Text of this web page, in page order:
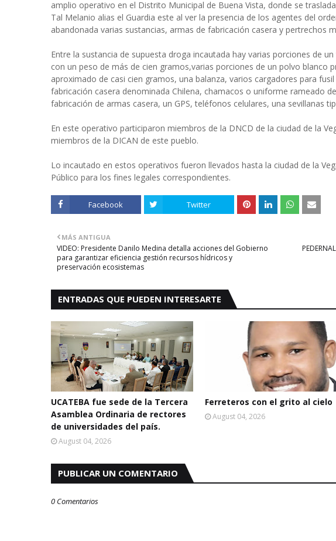
amplio operativo en el Distrito Municipal de Buena Vista, donde se
Tal Melanio alias el Guardia este al ver la presencia de los agentes del
abandonada varias sustancias, armas de fabricación casera y pertrechos
Entre la sustancia de supuesta droga incautada hay varias porciones de
con un peso de más de cien gramos,varias porciones de un polvo blanco
aproximado de casi cien gramos, una balanza, varios cargadores para
fabricación casera denominada Chilena, chamacos o uniforme rameado
fabricación de armas casera, un GPS, teléfonos celulares, una sevillanas
En este operativo participaron miembros de la DNCD de la ciudad de la
miembros de la DICAN de este pueblo.
Lo incautado en estos operativos fueron llevados hasta la ciudad de la
Público para los fines legales correspondientes.
Facebook Twitter
MÁS ANTIGUA
VIDEO: Presidente Danilo Medina detalla acciones del Gobierno
para garantizar eficiencia gestión recursos hídricos y
preservación ecosistemas
ENTRADAS QUE PUEDEN INTERESARTE
UCATEBA fue sede de la Tercera
Asamblea Ordinaria de rectores
de universidades del país.
August 04, 2026
Ferreteros con el grito al cielo
August 04, 2026
PUBLICAR UN COMENTARIO
0 Comentarios